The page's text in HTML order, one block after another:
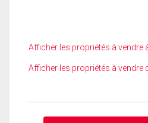
Afficher les propriétés à vendre
Afficher les propriétés à vendre